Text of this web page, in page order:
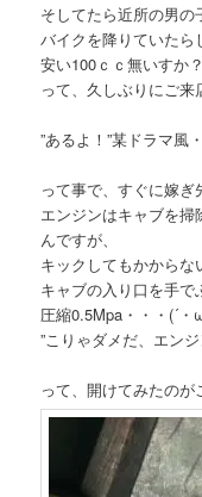
そしてたら近所の男の
バイクを降りていたら
安い100ｃｃ無いすか
って、久しぶりにご来
”あるよ！”某ドラマ風
って事で、すぐに嫁ぎ
エンジンはキャブを
んですが、
キックしてもかからな
キャブの入り口を手
圧縮0.5Mpa・・・(´・
”こりゃダメだ、エン
って、開けてみたの